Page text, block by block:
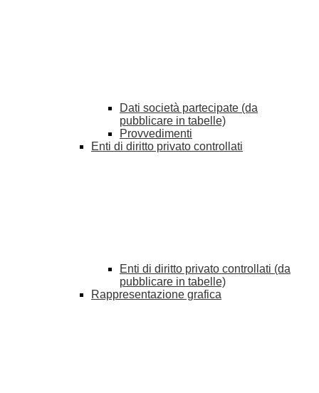
Dati società partecipate (da
pubblicare in tabelle)
Provvedimenti
Enti di diritto privato controllati
Enti di diritto privato controllati (da
pubblicare in tabelle)
Rappresentazione grafica